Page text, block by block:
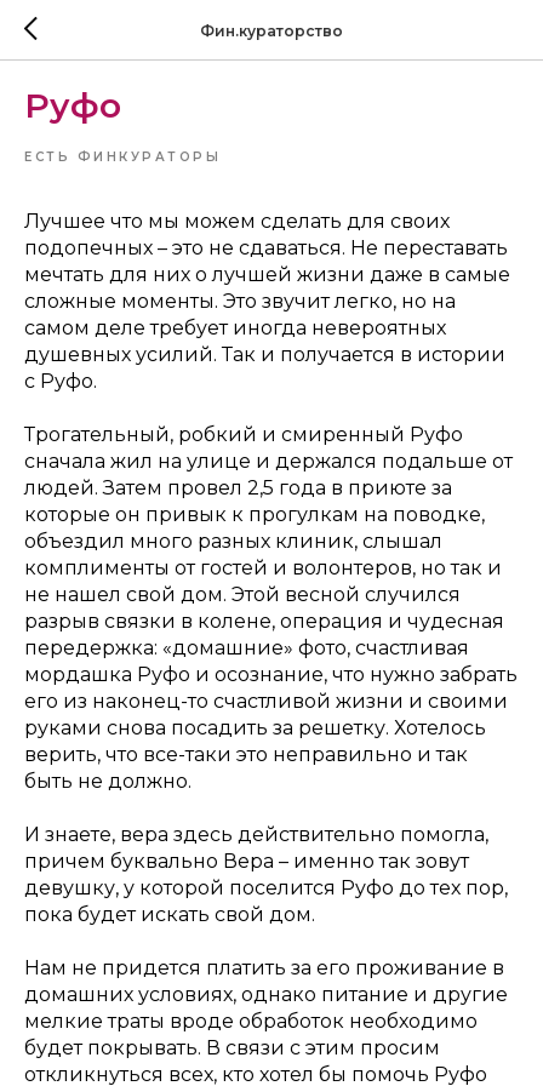
Фин.кураторство
Руфо
ЕСТЬ ФИНКУРАТОРЫ
Лучшее что мы можем сделать для своих
подопечных – это не сдаваться. Не переставать
мечтать для них о лучшей жизни даже в самые
сложные моменты. Это звучит легко, но на
самом деле требует иногда невероятных
душевных усилий. Так и получается в истории
с Руфо.
Трогательный, робкий и смиренный Руфо
сначала жил на улице и держался подальше от
людей. Затем провел 2,5 года в приюте за
которые он привык к прогулкам на поводке,
объездил много разных клиник, слышал
комплименты от гостей и волонтеров, но так и
не нашел свой дом. Этой весной случился
разрыв связки в колене, операция и чудесная
передержка: «домашние» фото, счастливая
мордашка Руфо и осознание, что нужно забрать
его из наконец-то счастливой жизни и своими
руками снова посадить за решетку. Хотелось
верить, что все-таки это неправильно и так
быть не должно.
И знаете, вера здесь действительно помогла,
причем буквально Вера – именно так зовут
девушку, у которой поселится Руфо до тех пор,
пока будет искать свой дом.
Нам не придется платить за его проживание в
домашних условиях, однако питание и другие
мелкие траты вроде обработок необходимо
будет покрывать. В связи с этим просим
откликнуться всех, кто хотел бы помочь Руфо